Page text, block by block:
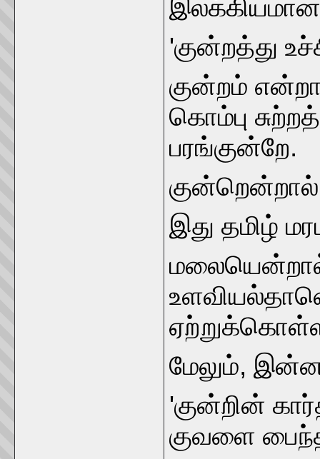
'குன்றத்து
குன்றம்
கொம்பு
பரங்குன்றே.
குன்றென்றால்
இது தமிழ்
மேலும்,
'குன்றின்
குவளை